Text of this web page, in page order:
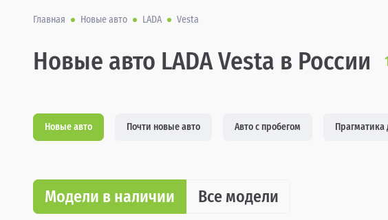
Главная Новые авто LADA Vesta
Новые авто LADA Vesta в России
Новые авто Почти новые авто Авто с пробегом Прагматика
Модели в наличии Все модели